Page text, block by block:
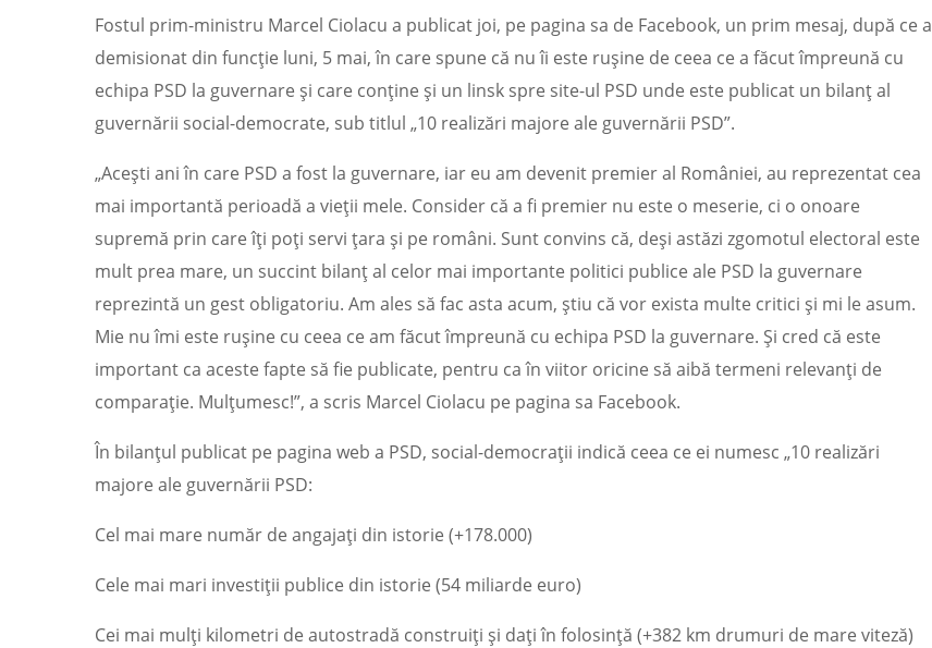
Fostul prim-ministru Marcel Ciolacu a publicat joi, pe pagina sa de Facebook, un prim mesaj, după ce a
demisionat din funcție luni, 5 mai, în care spune că nu îi este rușine de ceea ce a făcut împreună cu
echipa PSD la guvernare și care conține și un linsk spre site-ul PSD unde este publicat un bilanț al
guvernării social-democrate, sub titlul „10 realizări majore ale guvernării PSD”.
„Acești ani în care PSD a fost la guvernare, iar eu am devenit premier al României, au reprezentat cea
mai importantă perioadă a vieții mele. Consider că a fi premier nu este o meserie, ci o onoare
supremă prin care îți poți servi țara și pe români. Sunt convins că, deși astăzi zgomotul electoral este
mult prea mare, un succint bilanț al celor mai importante politici publice ale PSD la guvernare
reprezintă un gest obligatoriu. Am ales să fac asta acum, știu că vor exista multe critici și mi le asum.
Mie nu îmi este rușine cu ceea ce am făcut împreună cu echipa PSD la guvernare. Și cred că este
important ca aceste fapte să fie publicate, pentru ca în viitor oricine să aibă termeni relevanți de
comparație. Mulțumesc!”, a scris Marcel Ciolacu pe pagina sa Facebook.
În bilanțul publicat pe pagina web a PSD, social-democrații indică ceea ce ei numesc „10 realizări
majore ale guvernării PSD:
Cel mai mare număr de angajați din istorie (+178.000)
Cele mai mari investiții publice din istorie (54 miliarde euro)
Cei mai mulți kilometri de autostradă construiți și dați în folosință (+382 km drumuri de mare viteză)